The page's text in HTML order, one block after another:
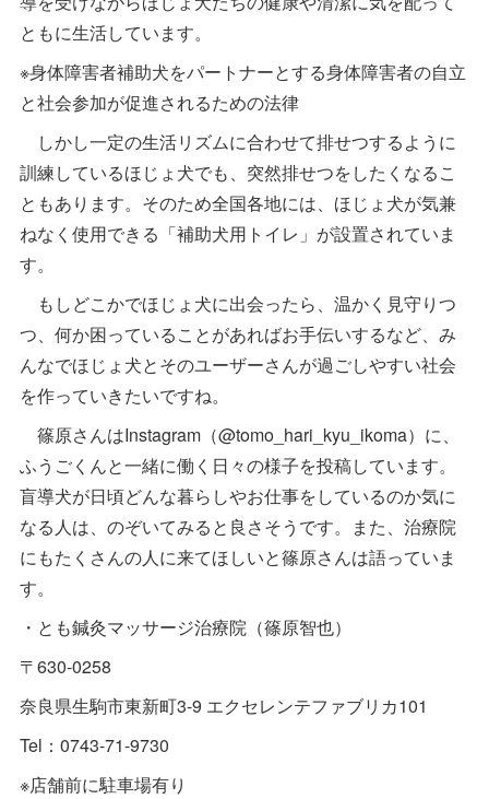
ともに生活しています。
※身体障害者補助犬をパートナーとする身体障害者の自立
と社会参加が促進されるための法律
しかし一定の生活リズムに合わせて排せつするように
訓練しているほじょ犬でも、突然排せつをしたくなるこ
ともあります。そのため全国各地には、ほじょ犬が気兼
ねなく使用できる「補助犬用トイレ」が設置されていま
す。
もしどこかでほじょ犬に出会ったら、温かく見守りつ
つ、何か困っていることがあればお手伝いするなど、み
んなでほじょ犬とそのユーザーさんが過ごしやすい社会
を作っていきたいですね。
篠原さんはInstagram（@tomo_hari_kyu_ikoma）に、
ふうごくんと一緒に働く日々の様子を投稿しています。
盲導犬が日頃どんな暮らしやお仕事をしているのか気に
なる人は、のぞいてみると良さそうです。また、治療院
にもたくさんの人に来てほしいと篠原さんは語っていま
す。
・とも鍼灸マッサージ治療院（篠原智也）
〒630-0258
奈良県生駒市東新町3-9 エクセレンテファブリカ101
Tel：0743-71-9730
※店舗前に駐車場有り